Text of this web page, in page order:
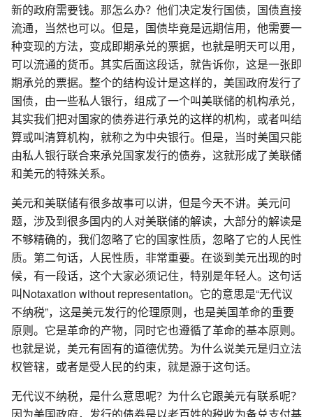
新的政府需要钱。那怎么办？他们决定发行国债，国债直接
流通，当然也可以。但是，国债毕竟是远期信用，他需要一
种变现的方法，变成即期承兑的票据，也就是明天可以用，
可以流通的货币。其实后面这段话，就告诉你，这是一张即
期承兑的票据。整个的结构设计是这样的，美国政府发行了
国债，由一些私人银行，组成了一个叫美联储的机构承兑，
其实我们把对国家的债券进行承兑的这样的机构，或者叫结
算或叫清算机构，就称之为中央银行。但是，当时美国只能
由私人银行联合来承兑国家发行的债券，这就形成了美联储
和美元的特殊关系。
美元和美联储有很多故事可以讲，但是今天不讲。美元问
题，涉及到很多国内的人对美联储的解读，大部分的解读是
不够精确的，我们忽略了它的国家性质，忽略了它的人民性
质。第二句话，人民性质，非常重要。在谈到美元出现的时
候，有一段话，这个大家必须记住，特别是年轻人。这句话
叫Notaxation without representation。它的意思是“无代议
不纳税”，这是美元发行的伦理原则，也是美国革命的重要
原则。它是革命的产物，同时它也遵循了革命的基本原则。
也就是说，美元有固有的道德优势。为什么说美元是归立法
权管辖，或者是受人民的约束，就是源于这句话。
无代议不纳税，是什么意思呢？为什么它跟美元有联系呢？
因为美国政府，发行的债券是以老百姓的税收为备兑支付基